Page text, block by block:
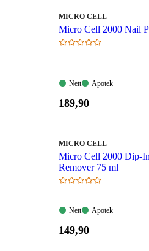
MERKE :
MICRO CELL
Micro Cell 2000 Nail
Nett:
Nett
Apotek:
Apotek
Pris:
189,90
MERKE :
MICRO CELL
Micro Cell 2000 Dip-
Remover 75 ml
Nett:
Nett
Apotek:
Apotek
Pris:
149,90